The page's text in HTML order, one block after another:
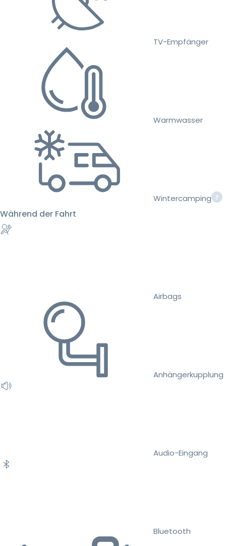
TV-Empfänger
Warmwasser
Wintercamping
Während der Fahrt
Airbags
Anhängerkupplung
Audio-Eingang
Bluetooth